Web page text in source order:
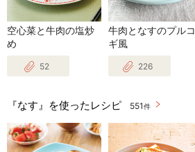
空心菜と牛肉の塩炒
め
52
牛肉となすのプルコ
ギ風
226
『なす』を使ったレシピ 551 件